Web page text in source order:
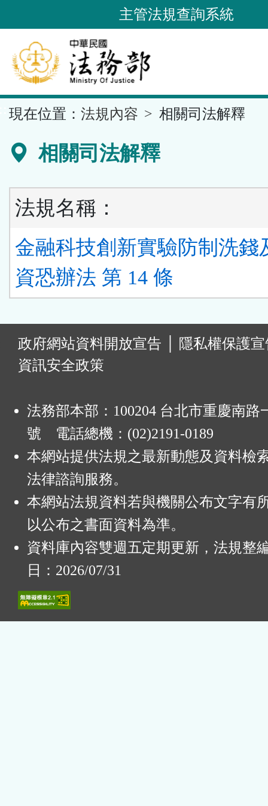
到
要
內
容
區
主管法規查詢系統
現在位置： 法規內容 相關司法解釋
相關司法解釋
法規名稱：
金融科技創新實驗防制洗錢
資恐辦法 第 14 條
政府網站資料開放宣告
隱私權保護
資訊安全政策
法務部本部：100204 台北市重慶南路
號 電話總機：(02)2191-0189
本網站提供法規之最新動態及資料檢
法律諮詢服務。
本網站法規資料若與機關公布文字有
以公布之書面資料為準。
資料庫內容雙週五定期更新，法規整
日：2026/07/31